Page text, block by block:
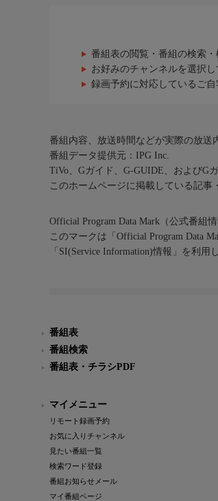
番組表の閲覧・番組の検索
お好みのチャンネルを選択
録画予約に対応しているご
番組内容、放送時間などが実際の放送
番組データ提供元：IPG Inc.
TiVo、Gガイド、G-GUIDE、およびG
このホームページに掲載している記事
Official Program Data Mark（公式番組情
このマークは「Official Program Data
「SI(Service Information)情報」を利
番組表
番組検索
番組表・チラシPDF
マイメニュー
リモート録画予約
お気に入りチャンネル
見たい番組一覧
検索ワード登録
番組お知らせメール
マイ番組ページ